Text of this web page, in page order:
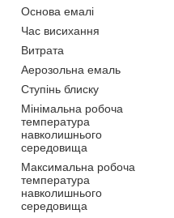
Основа емалі
Час висихання
Витрата
Аерозольна емаль
Ступінь блиску
Мінімальна робоча
температура
навколишнього
середовища
Максимальна робоча
температура
навколишнього
середовища